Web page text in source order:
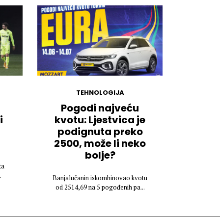
TEHNOLOGIJA
Pogodi najveću
kvotu: Ljestvica je
podignuta preko
2500, može li neko
bolje?
Banjalučanin iskombinovao kvotu
od 2514,69 na 5 pogođenih pa...